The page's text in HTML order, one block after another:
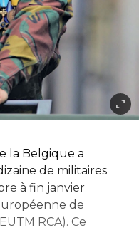
la Belgique a
de militaires
à fin janvier
de
RCA). Ce